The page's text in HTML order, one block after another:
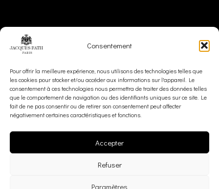
Consentement
Pour offrir la meilleure expérience, nous utilisons des technologies telles que
les cookies pour stocker et/ou accéder aux informations sur l'appareil. Le
consentement à ces technologies nous permettra de traiter des données telles
que le comportement de navigation ou des identifiants uniques sur ce site. Le
fait de ne pas consentir ou de retirer son consentement peut affecter
négativement certaines caractéristiques et fonctions.
Accepter
Refuser
Paramètres
Valeurs et Engagements
EN FR